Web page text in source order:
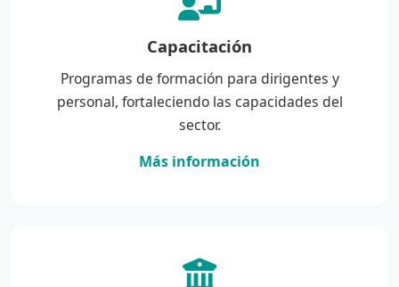
Capacitación
Programas de formación para dirigentes y
personal, fortaleciendo las capacidades del
sector.
Más información